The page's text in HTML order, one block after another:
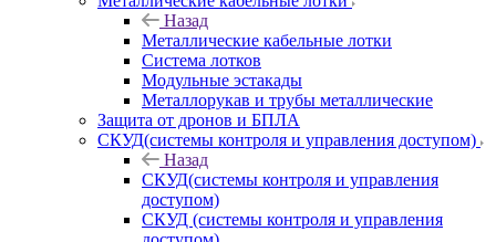
Назад
Металлические кабельные лотки
Система лотков
Модульные эстакады
Металлорукав и трубы металлические
Защита от дронов и БПЛА
СКУД(системы контроля и управления доступом)
Назад
СКУД(системы контроля и управления
доступом)
СКУД (системы контроля и управления